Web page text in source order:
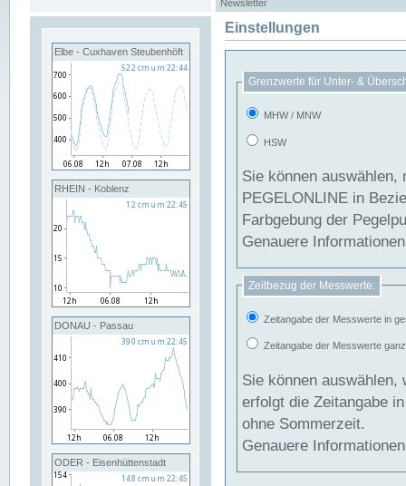
Newsletter
Elbe - Cuxhaven Steubenhöft
RHEIN - Koblenz
DONAU - Passau
ODER - Eisenhüttenstadt
Einstellungen
Grenzwerte für Unter- &
MHW / MNW
HSW
Sie können
PEGELONLINE in Beziehung
Farbgebung der
Genauere
Zeitbezug der Messwerte:
Zeitangabe der Messwerte in
Zeitangabe der Messwerte
Sie können auswählen,
erfolgt die Zeitangabe
ohne Sommerzeit.
Genauere